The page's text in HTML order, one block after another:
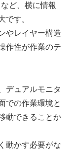
ど、横に情報
です。
やレイヤー構造
作性が作業のテ
デュアルモニタ
での作業環境と
動できることか
動かす必要がな